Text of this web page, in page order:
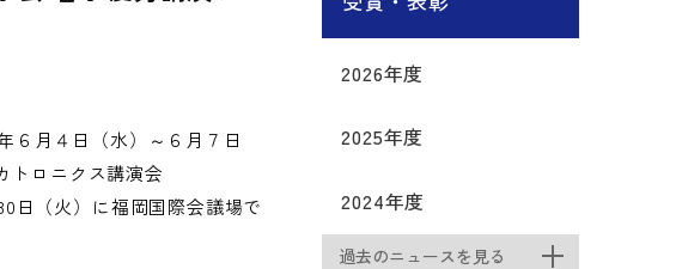
６月４日（水）～６月７日
トロニクス講演会
日（火）に福岡国際会議場で
2026年度
2025年度
2024年度
過去のニュースを見る